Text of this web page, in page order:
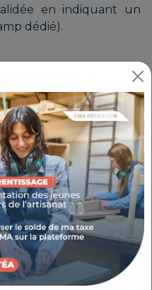
en indiquant un
dédié).
la date d’échéance,
des majorations
sociales
vous bénéficiez